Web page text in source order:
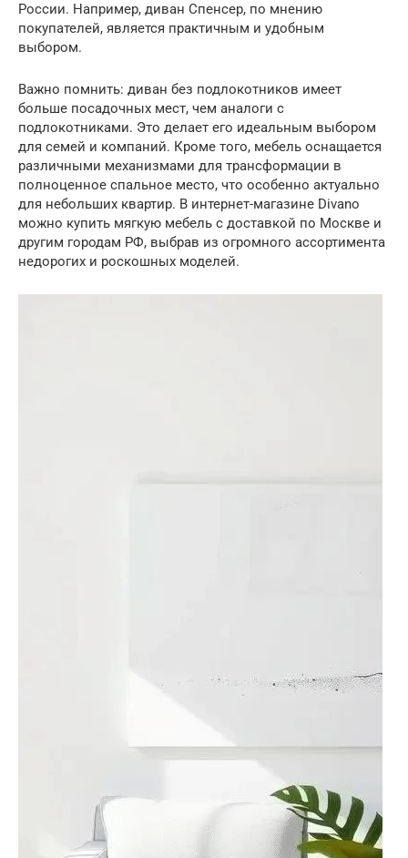
России. Например, диван Спенсер, по мнению
покупателей, является практичным и удобным
выбором.
Важно помнить: диван без подлокотников имеет
больше посадочных мест, чем аналоги с
подлокотниками. Это делает его идеальным выбором
для семей и компаний. Кроме того, мебель оснащается
различными механизмами для трансформации в
полноценное спальное место, что особенно актуально
для небольших квартир. В интернет-магазине Divano
можно купить мягкую мебель с доставкой по Москве и
другим городам РФ, выбрав из огромного ассортимента
недорогих и роскошных моделей.